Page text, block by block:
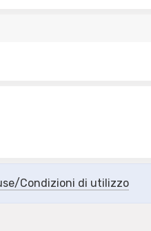
Condizioni di utilizzo